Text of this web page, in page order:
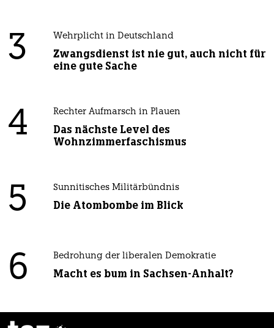
3 Wehrplicht in Deutschland
Zwangsdienst ist nie gut, auch nicht für
eine gute Sache
4 Rechter Aufmarsch in Plauen
Das nächste Level des
Wohnzimmerfaschismus
5 Sunnitisches Militärbündnis
Die Atombombe im Blick
6 Bedrohung der liberalen Demokratie
Macht es bum in Sachsen-Anhalt?